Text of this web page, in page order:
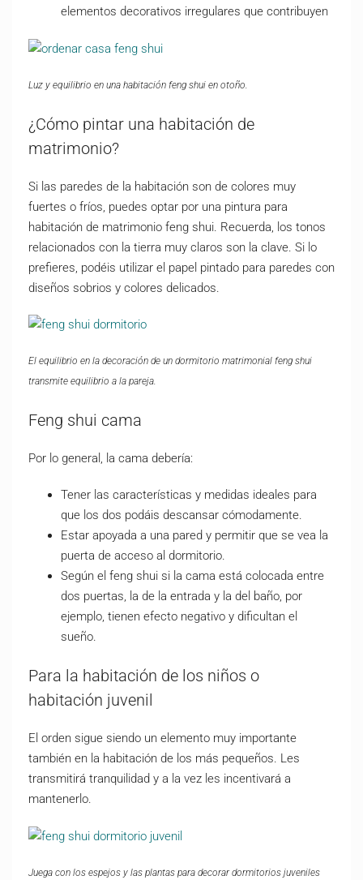
elementos decorativos irregulares que contribuyen
Luz y equilibrio en una habitación feng shui en otoño.
¿Cómo pintar una habitación de
matrimonio?
Si las paredes de la habitación son de colores muy
fuertes o fríos, puedes optar por una pintura para
habitación de matrimonio feng shui. Recuerda, los tonos
relacionados con la tierra muy claros son la clave. Si lo
prefieres, podéis utilizar el papel pintado para paredes con
diseños sobrios y colores delicados.
El equilibrio en la decoración de un dormitorio matrimonial feng shui
transmite equilibrio a la pareja.
Feng shui cama
Por lo general, la cama debería:
Tener las características y medidas ideales para
que los dos podáis descansar cómodamente.
Estar apoyada a una pared y permitir que se vea la
puerta de acceso al dormitorio.
Según el feng shui si la cama está colocada entre
dos puertas, la de la entrada y la del baño, por
ejemplo, tienen efecto negativo y dificultan el
sueño.
Para la habitación de los niños o
habitación juvenil
El orden sigue siendo un elemento muy importante
también en la habitación de los más pequeños. Les
transmitirá tranquilidad y a la vez les incentivará a
mantenerlo.
Juega con los espejos y las plantas para decorar dormitorios juveniles